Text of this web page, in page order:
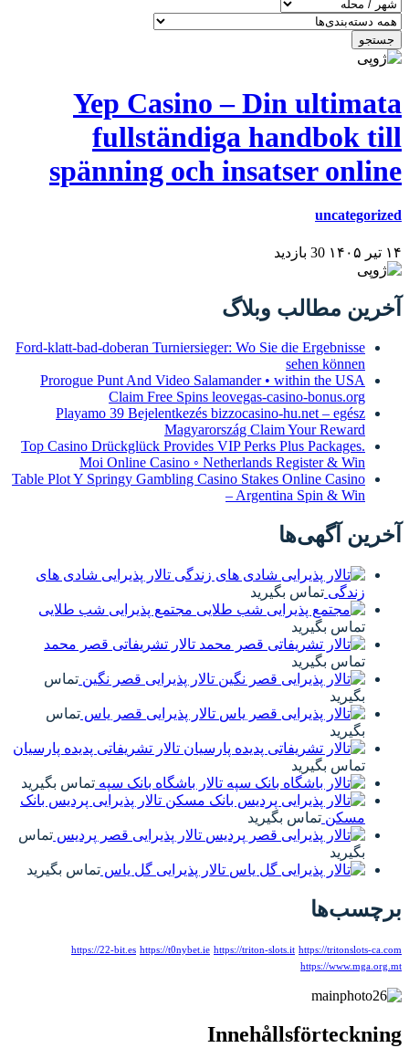
جستجو
Yep Casino – Din ultimata
fullständiga handbok till
spänning och insatser online
uncategorized
۱۴ تیر ۱۴۰۵ 30 بازدید
آخرین مطالب وبلاگ
Ford-klatt-bad-doberan Turniersieger: Wo Sie die Ergebnisse
sehen können
Prorogue Punt And Video Salamander • within the USA
Claim Free Spins leovegas-casino-bonus.org
Playamo 39 Bejelentkezés bizzocasino-hu.net – egész
Magyarország Claim Your Reward
Top Casino Drückglück Provides VIP Perks Plus Packages.
Moi Online Casino ◦ Netherlands Register & Win
Table Plot Y Springy Gambling Casino Stakes Online Casino
– Argentina Spin & Win
آخرین آگهی‌ها
تالار پذیرایی شادی های
زندگی تماس بگیرید
مجتمع پذیرایی شب طلایی
تماس بگیرید
تالار تشریفاتی قصر محمد
تماس بگیرید
تالار پذیرایی قصر نگین تماس
بگیرید
تالار پذیرایی قصر یاس تماس
بگیرید
تالار تشریفاتی پدیده پارسیان
تماس بگیرید
تالار باشگاه بانک سپه تماس بگیرید
تالار پذیرایی پردیس بانک
مسکن تماس بگیرید
تالار پذیرایی قصر پردیس تماس
بگیرید
تالار پذیرایی گل یاس تماس بگیرید
برچسب‌ها
https://22-bit.es https://t0nybet.ie https://triton-slots.it https://tritonslots-ca.com
https://www.mga.org.mt
Innehållsförteckning